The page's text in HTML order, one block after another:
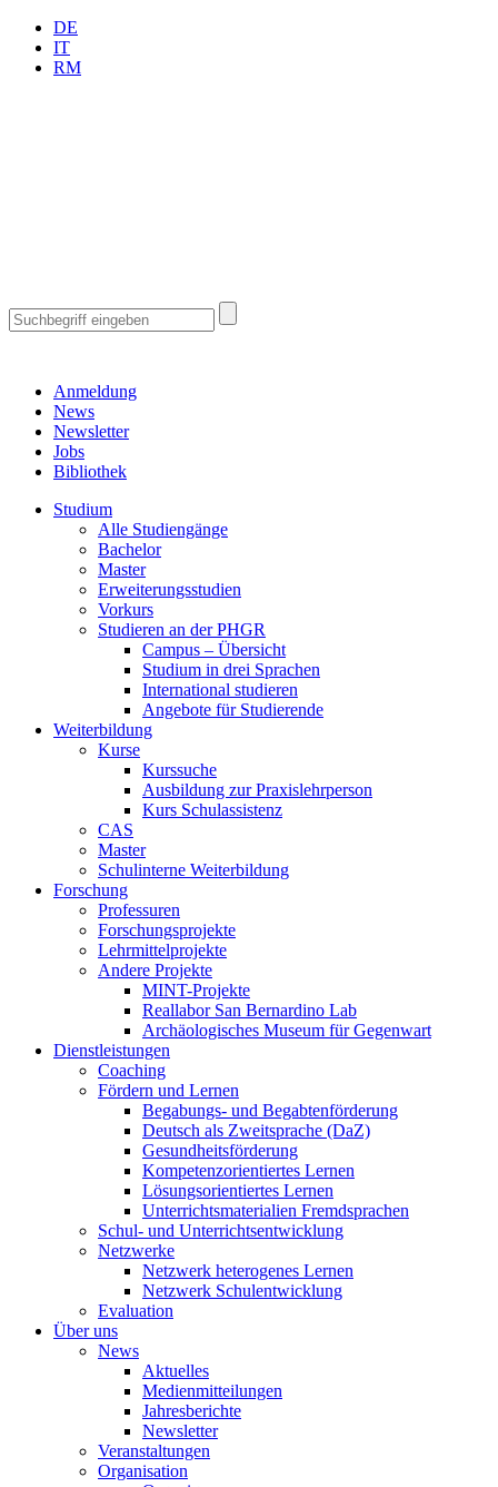
DE
IT
RM
Anmeldung
News
Newsletter
Jobs
Bibliothek
Studium
Alle Studiengänge
Bachelor
Master
Erweiterungsstudien
Vorkurs
Studieren an der PHGR
Campus – Übersicht
Studium in drei Sprachen
International studieren
Angebote für Studierende
Weiterbildung
Kurse
Kurssuche
Ausbildung zur Praxislehrperson
Kurs Schulassistenz
CAS
Master
Schulinterne Weiterbildung
Forschung
Professuren
Forschungsprojekte
Lehrmittelprojekte
Andere Projekte
MINT-Projekte
Reallabor San Bernardino Lab
Archäologisches Museum für Gegenwart
Dienstleistungen
Coaching
Fördern und Lernen
Begabungs- und Begabtenförderung
Deutsch als Zweitsprache (DaZ)
Gesundheitsförderung
Kompetenzorientiertes Lernen
Lösungsorientiertes Lernen
Unterrichtsmaterialien Fremdsprachen
Schul- und Unterrichtsentwicklung
Netzwerke
Netzwerk heterogenes Lernen
Netzwerk Schulentwicklung
Evaluation
Über uns
News
Aktuelles
Medienmitteilungen
Jahresberichte
Newsletter
Veranstaltungen
Organisation